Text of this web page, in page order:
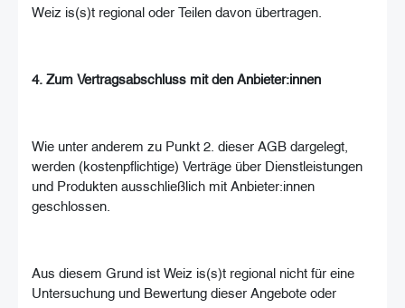
Weiz is(s)t regional oder Teilen davon übertragen.
4. Zum Vertragsabschluss mit den Anbieter:innen
Wie unter anderem zu Punkt 2. dieser AGB dargelegt,
werden (kostenpflichtige) Verträge über Dienstleistungen
und Produkten ausschließlich mit Anbieter:innen
geschlossen.
Aus diesem Grund ist Weiz is(s)t regional nicht für eine
Untersuchung und Bewertung dieser Angebote oder